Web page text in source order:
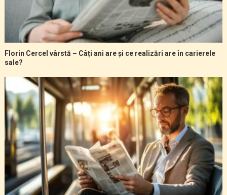
Florin Cercel vârstă – Câți ani are și ce realizări are în carierele
sale?